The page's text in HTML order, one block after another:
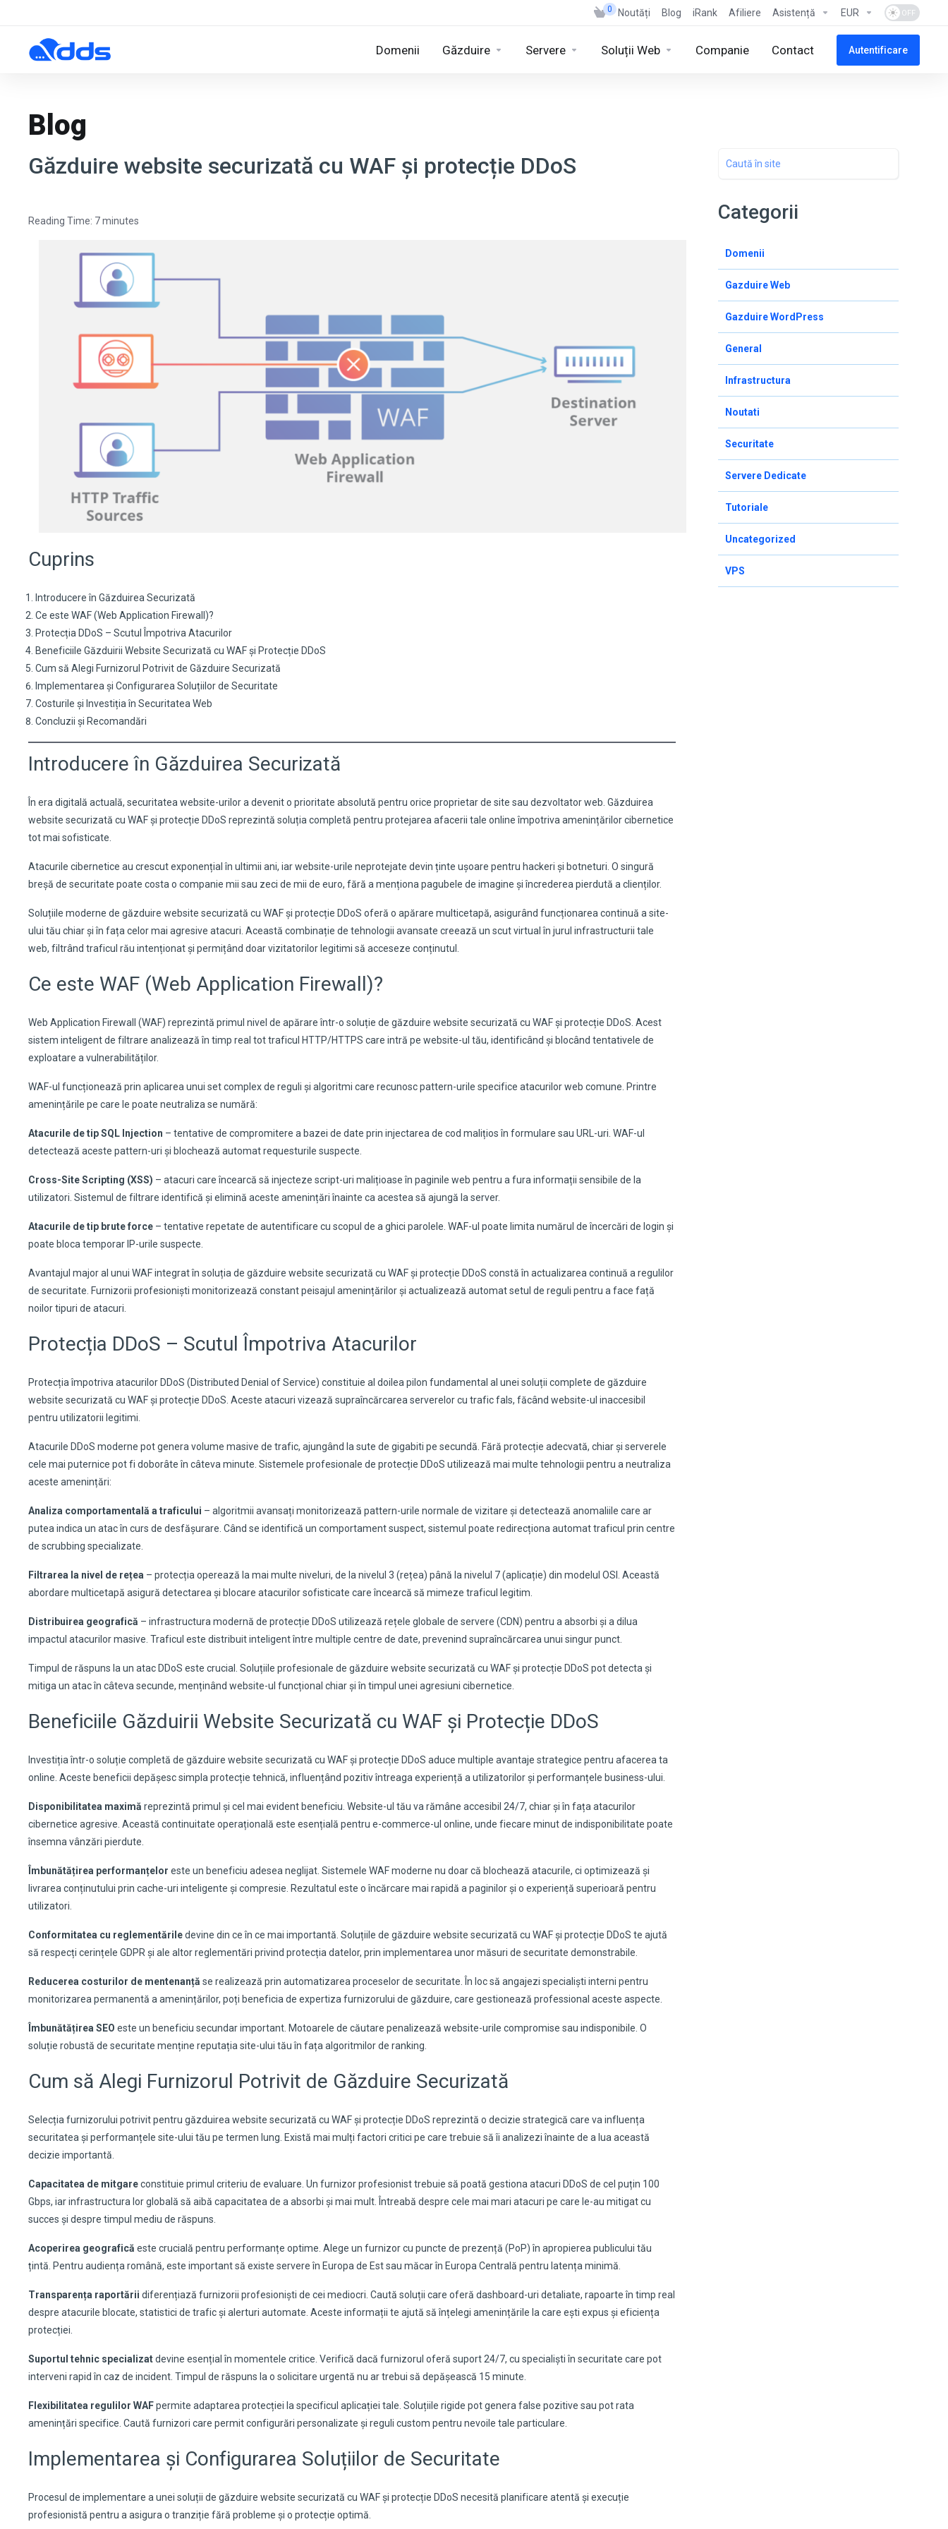
0 Noutăți Blog iRank Afiliere Asistență EUR
Domenii Găzduire Servere Soluții Web Companie Contact Autentificare
Blog
Găzduire website securizată cu WAF și protecție DDoS
Reading Time: 7minutes
Cuprins
Introducere în Găzduirea Securizată
Ce este WAF (Web Application Firewall)?
Protecția DDoS – Scutul Împotriva Atacurilor
Beneficiile Găzduirii Website Securizată cu WAF și Protecție DDoS
Cum să Alegi Furnizorul Potrivit de Găzduire Securizată
Implementarea și Configurarea Soluțiilor de Securitate
Costurile și Investiția în Securitatea Web
Concluzii și Recomandări
Introducere în Găzduirea Securizată
În era digitală actuală, securitatea website-urilor a devenit o prioritate absolută pentru orice proprietar de site sau dezvoltator web. Găzduirea
website securizată cu WAF și protecție DDoS reprezintă soluția completă pentru protejarea afacerii tale online împotriva amenințărilor cibernetice
tot mai sofisticate.
Atacurile cibernetice au crescut exponențial în ultimii ani, iar website-urile neprotejate devin ținte ușoare pentru hackeri și botneturi. O singură
breșă de securitate poate costa o companie mii sau zeci de mii de euro, fără a menționa pagubele de imagine și încrederea pierdută a clienților.
Soluțiile moderne de găzduire website securizată cu WAF și protecție DDoS oferă o apărare multicetapă, asigurând funcționarea continuă a site-
ului tău chiar și în fața celor mai agresive atacuri. Această combinație de tehnologii avansate creează un scut virtual în jurul infrastructurii tale
web, filtrând traficul rău intenționat și permițând doar vizitatorilor legitimi să acceseze conținutul.
Ce este WAF (Web Application Firewall)?
Web Application Firewall (WAF) reprezintă primul nivel de apărare într-o soluție de găzduire website securizată cu WAF și protecție DDoS. Acest
sistem inteligent de filtrare analizează în timp real tot traficul HTTP/HTTPS care intră pe website-ul tău, identificând și blocând tentativele de
exploatare a vulnerabilităților.
WAF-ul funcționează prin aplicarea unui set complex de reguli și algoritmi care recunosc pattern-urile specifice atacurilor web comune. Printre
amenințările pe care le poate neutraliza se numără:
Atacurile de tip SQL Injection – tentative de compromitere a bazei de date prin injectarea de cod malițios în formulare sau URL-uri. WAF-ul
detectează aceste pattern-uri și blochează automat requesturile suspecte.
Cross-Site Scripting (XSS) – atacuri care încearcă să injecteze script-uri malițioase în paginile web pentru a fura informații sensibile de la
utilizatori. Sistemul de filtrare identifică și elimină aceste amenințări înainte ca acestea să ajungă la server.
Atacurile de tip brute force – tentative repetate de autentificare cu scopul de a ghici parolele. WAF-ul poate limita numărul de încercări de login și
poate bloca temporar IP-urile suspecte.
Avantajul major al unui WAF integrat în soluția de găzduire website securizată cu WAF și protecție DDoS constă în actualizarea continuă a regulilor
de securitate. Furnizorii profesioniști monitorizează constant peisajul amenințărilor și actualizează automat setul de reguli pentru a face față
noilor tipuri de atacuri.
Protecția DDoS – Scutul Împotriva Atacurilor
Protecția împotriva atacurilor DDoS (Distributed Denial of Service) constituie al doilea pilon fundamental al unei soluții complete de găzduire
website securizată cu WAF și protecție DDoS. Aceste atacuri vizează supraîncărcarea serverelor cu trafic fals, făcând website-ul inaccesibil
pentru utilizatorii legitimi.
Atacurile DDoS moderne pot genera volume masive de trafic, ajungând la sute de gigabiti pe secundă. Fără protecție adecvată, chiar și serverele
cele mai puternice pot fi doborâte în câteva minute. Sistemele profesionale de protecție DDoS utilizează mai multe tehnologii pentru a neutraliza
aceste amenințări:
Analiza comportamentală a traficului – algoritmii avansați monitorizează pattern-urile normale de vizitare și detectează anomaliile care ar
putea indica un atac în curs de desfășurare. Când se identifică un comportament suspect, sistemul poate redirecționa automat traficul prin centre
de scrubbing specializate.
Filtrarea la nivel de rețea – protecția operează la mai multe niveluri, de la nivelul 3 (rețea) până la nivelul 7 (aplicație) din modelul OSI. Această
abordare multicetapă asigură detectarea și blocare atacurilor sofisticate care încearcă să mimeze traficul legitim.
Distribuirea geografică – infrastructura modernă de protecție DDoS utilizează rețele globale de servere (CDN) pentru a absorbi și a dilua
impactul atacurilor masive. Traficul este distribuit inteligent între multiple centre de date, prevenind supraîncărcarea unui singur punct.
Timpul de răspuns la un atac DDoS este crucial. Soluțiile profesionale de găzduire website securizată cu WAF și protecție DDoS pot detecta și
mitiga un atac în câteva secunde, menținând website-ul funcțional chiar și în timpul unei agresiuni cibernetice.
Beneficiile Găzduirii Website Securizată cu WAF și Protecție DDoS
Investiția într-o soluție completă de găzduire website securizată cu WAF și protecție DDoS aduce multiple avantaje strategice pentru afacerea ta
online. Aceste beneficii depășesc simpla protecție tehnică, influențând pozitiv întreaga experiență a utilizatorilor și performanțele business-ului.
Disponibilitatea maximă reprezintă primul și cel mai evident beneficiu. Website-ul tău va rămâne accesibil 24/7, chiar și în fața atacurilor
cibernetice agresive. Această continuitate operațională este esențială pentru e-commerce-ul online, unde fiecare minut de indisponibilitate poate
însemna vânzări pierdute.
Îmbunătățirea performanțelor este un beneficiu adesea neglijat. Sistemele WAF moderne nu doar că blochează atacurile, ci optimizează și
livrarea conținutului prin cache-uri inteligente și compresie. Rezultatul este o încărcare mai rapidă a paginilor și o experiență superioară pentru
utilizatori.
Conformitatea cu reglementăriledevine din ce în ce mai importantă. Soluțiile de găzduire website securizată cu WAF și protecție DDoS te ajută
să respecți cerințele GDPR și ale altor reglementări privind protecția datelor, prin implementarea unor măsuri de securitate demonstrabile.
Reducerea costurilor de mentenanță se realizează prin automatizarea proceselor de securitate. În loc să angajezi specialiști interni pentru
monitorizarea permanentă a amenințărilor, poți beneficia de expertiza furnizorului de găzduire, care gestionează professional aceste aspecte.
Îmbunătățirea SEO este un beneficiu secundar important. Motoarele de căutare penalizează website-urile compromise sau indisponibile. O
soluție robustă de securitate menține reputația site-ului tău în fața algoritmilor de ranking.
Cum să Alegi Furnizorul Potrivit de Găzduire Securizată
Selecția furnizorului potrivit pentru găzduirea website securizată cu WAF și protecție DDoS reprezintă o decizie strategică care va influența
securitatea și performanțele site-ului tău pe termen lung. Există mai mulți factori critici pe care trebuie să îi analizezi înainte de a lua această
decizie importantă.
Capacitatea de mitgareconstituie primul criteriu de evaluare. Un furnizor profesionist trebuie să poată gestiona atacuri DDoS de cel puțin 100
Gbps, iar infrastructura lor globală să aibă capacitatea de a absorbi și mai mult. Întreabă despre cele mai mari atacuri pe care le-au mitigat cu
succes și despre timpul mediu de răspuns.
Acoperirea geografică este crucială pentru performanțe optime. Alege un furnizor cu puncte de prezență (PoP) în apropierea publicului tău
țintă. Pentru audiența română, este important să existe servere în Europa de Est sau măcar în Europa Centrală pentru latența minimă.
Transparența raportării diferențiază furnizorii profesioniști de cei mediocri. Caută soluții care oferă dashboard-uri detaliate, rapoarte în timp real
despre atacurile blocate, statistici de trafic și alerturi automate. Aceste informații te ajută să înțelegi amenințările la care ești expus și eficiența
protecției.
Suportul tehnic specializatdevine esențial în momentele critice. Verifică dacă furnizorul oferă suport 24/7, cu specialiști în securitate care pot
interveni rapid în caz de incident. Timpul de răspuns la o solicitare urgentă nu ar trebui să depășească 15 minute.
Flexibilitatea regulilor WAFpermite adaptarea protecției la specificul aplicației tale. Soluțiile rigide pot genera false pozitive sau pot rata
amenințări specifice. Caută furnizori care permit configurări personalizate și reguli custom pentru nevoile tale particulare.
Implementarea și Configurarea Soluțiilor de Securitate
Procesul de implementare a unei soluții de găzduire website securizată cu WAF și protecție DDoS necesită planificare atentă și execuție
profesionistă pentru a asigura o tranziție fără probleme și o protecție optimă.
Categorii
Domenii
Gazduire Web
Gazduire WordPress
General
Infrastructura
Noutati
Securitate
Servere Dedicate
Tutoriale
Uncategorized
VPS